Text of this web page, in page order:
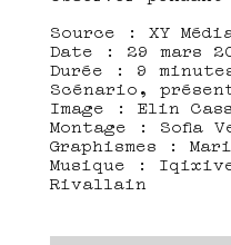
Source : XY
Date : 29 mars
Durée : 9
Scénario,
Image : Elin
Montage : Sofia
Graphismes :
Musique :
Rivallain